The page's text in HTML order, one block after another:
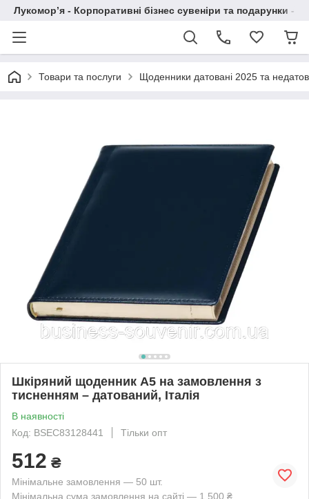
Лукомор’я - Корпоративні бізнес сувеніри та подарунки -
Товари та послуги Щоденники датовані 2025 та
Шкіряний щоденник А5 на замовлення з
тисненням – датований, Італія
В наявності
Код: BSEC83128441
Тільки опт
512 ₴
Мінімальне замовлення — 50 шт.
Мінімальна сума замовлення на сайті — 1 500 ₴